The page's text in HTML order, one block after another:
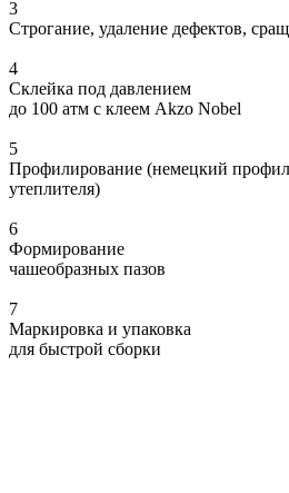
3
Строгание, удаление дефектов,
4
Склейка под давлением
до 100 атм с клеем Akzo Nobel
5
Профилирование (немецкий
утеплителя)
6
Формирование
чашеобразных пазов
7
Маркировка и упаковка
для быстрой сборки